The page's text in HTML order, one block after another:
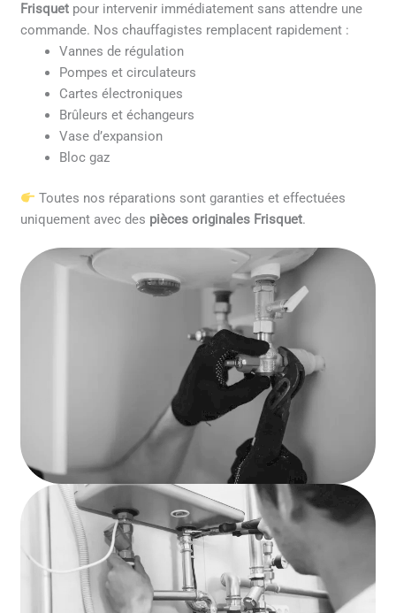
Frisquet pour intervenir immédiatement sans attendre une
commande. Nos chauffagistes remplacent rapidement :
Vannes de régulation
Pompes et circulateurs
Cartes électroniques
Brûleurs et échangeurs
Vase d’expansion
Bloc gaz
Toutes nos réparations sont garanties et effectuées
uniquement avec des pièces originales Frisquet.